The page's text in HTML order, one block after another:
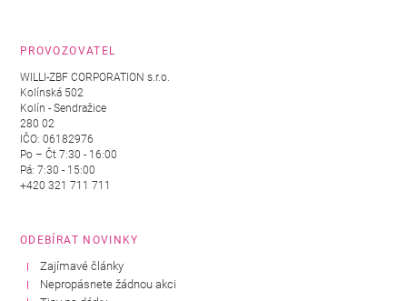
PROVOZOVATEL
WILLI-ZBF CORPORATION s.r.o.
Kolínská 502
Kolín - Sendražice
280 02
IČO: 06182976
Po – Čt 7:30 - 16:00
Pá: 7:30 - 15:00
+420 321 711 711
ODEBÍRAT NOVINKY
Zajímavé články
Nepropásnete žádnou akci